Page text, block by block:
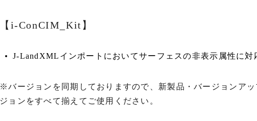
【i-ConCIM_Kit】
J-LandXMLインポートにおいてサーフェスの非表示属性に対
※バージョンを同期しておりますので、新製品・バージョンア
ジョンをすべて揃えてご使用ください。